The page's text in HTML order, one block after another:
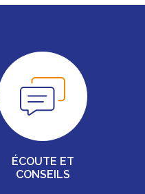
ÉCOUTE ET
CONSEILS